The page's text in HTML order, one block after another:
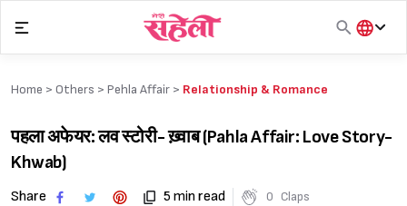
content
हिंदी
Home > Others > Pehla Affair > Relationship & Romance
पहला अफेयर: लव स्टोरी- ख़्वाब (Pahla Affair: Love Story-
Khwab)
Share 5 min read 0 Claps